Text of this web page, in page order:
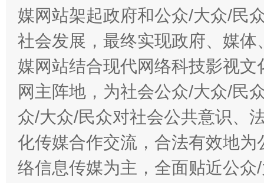
东山县通报“牛蛙产品抗生素超标问题” 法
千年窑火 生生不息 一
媒网站架起政府和公众/大众/民
社会发展，最终实现政府、媒
媒网站结合现代网络科技影视
网主阵地，为社会公众/大众/民
众/大众/民众对社会公共意识、
化传媒合作交流，合法有效地
络信息传媒为主，全面贴近公